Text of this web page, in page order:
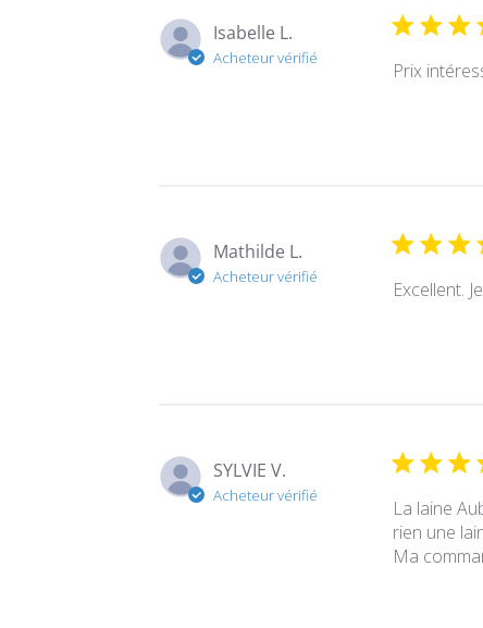
Isabelle L.
Acheteur vérifié
Prix
Mathilde L.
Acheteur vérifié
Excellent.
SYLVIE V.
Acheteur vérifié
La laine
rien une
Ma